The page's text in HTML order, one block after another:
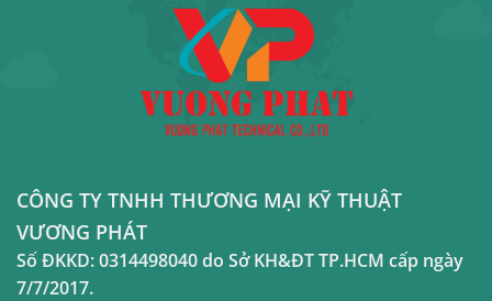
CÔNG TY TNHH THƯƠNG MẠI KỸ THUẬT
VƯƠNG PHÁT
Số ĐKKD:0314498040do Sở KH&ĐT TP.HCM cấp ngày
7/7/2017.